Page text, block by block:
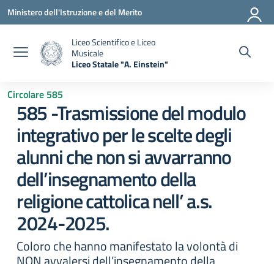
Vai ai contenuti
Vai al menu di navigazione
Vai al footer
Ministero dell'Istruzione e del Merito
Liceo Scientifico e Liceo
Musicale
Liceo Statale "A. Einstein"
Circolare 585
585 -Trasmissione del modulo
integrativo per le scelte degli
alunni che non si avvarranno
dell’insegnamento della
religione cattolica nell’ a.s.
2024-2025.
Coloro che hanno manifestato la volontà di